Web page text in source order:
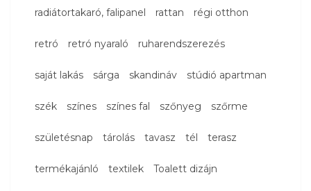
radiátortakaró, falipanel rattan régi otthon
retró retró nyaraló ruharendszerezés
saját lakás sárga skandináv stúdió apartman
szék színes színes fal szőnyeg szőrme
születésnap tárolás tavasz tél terasz
termékajánló textilek Toalett dizájn